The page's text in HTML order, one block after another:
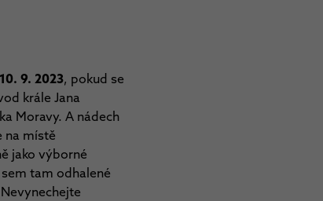
9. 2023, pokud se
krále Jana
Moravy. A nádech
na místě
jako výborné
tam odhalené